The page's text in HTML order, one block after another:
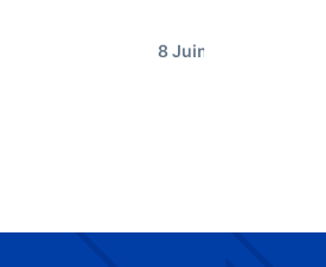
8 Juin 2023